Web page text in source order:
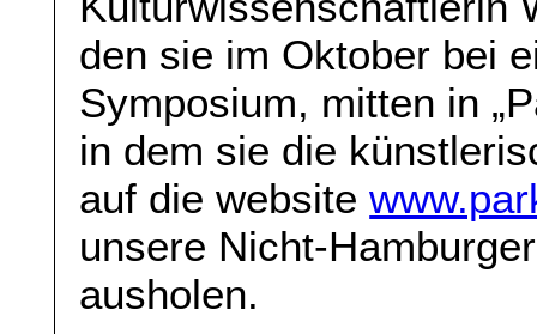
den sie im Oktober bei
Symposium, mitten in
in dem sie die
auf die website
unsere Nicht-
ausholen.